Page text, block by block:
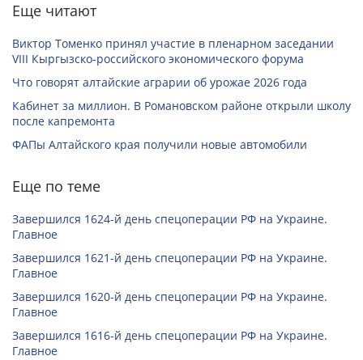
Еще читают
Виктор Томенко принял участие в пленарном заседании
VIII Кыргызско-российского экономического форума
Что говорят алтайские аграрии об урожае 2026 года
Кабинет за миллион. В Романовском районе открыли школу
после капремонта
ФАПы Алтайского края получили новые автомобили
Еще по теме
Завершился 1624-й день спецоперации РФ на Украине.
Главное
Завершился 1621-й день спецоперации РФ на Украине.
Главное
Завершился 1620-й день спецоперации РФ на Украине.
Главное
Завершился 1616-й день спецоперации РФ на Украине.
Главное